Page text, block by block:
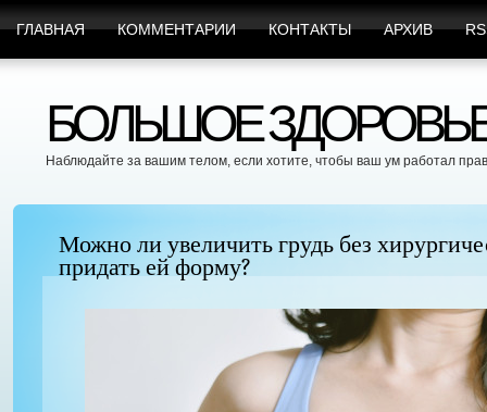
ГЛАВНАЯ КОММЕНТАРИИ КОНТАКТЫ АРХИВ
БОЛЬШОЕ
Наблюдайте за вашим телом, если хотите, чтобы ваш ум работал
Можно ли увеличить грудь без
придать ей форму?